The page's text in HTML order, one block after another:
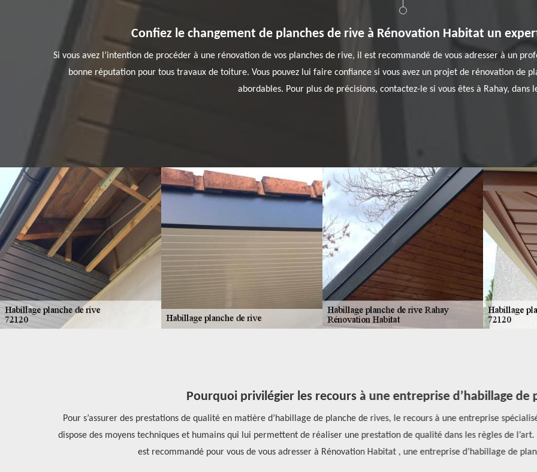
Confiez le changement de planches de rive à Rénovation Habitat un
Si vous avez l’intention de procéder à une rénovation de vos planches de rive, il est recommandé de vous adresser à un
bonne réputation pour tous travaux de toiture. Vous pouvez lui faire confiance si vous avez un projet de rénovation de
abordables. Pour plus de précisions, contactez-le si vous êtes à Rahay, dans
Pourquoi privilégier les recours à une entreprise d’habillage de
Pour s’assurer des prestations de qualité en matière d’habillage de planche de rives, le recours à une entreprise
dispose des moyens techniques et humains qui lui permettent de réaliser une prestation de qualité dans les règles de l’art.
est recommandé pour vous de vous adresser à Rénovation Habitat , une entreprise d’habillage de